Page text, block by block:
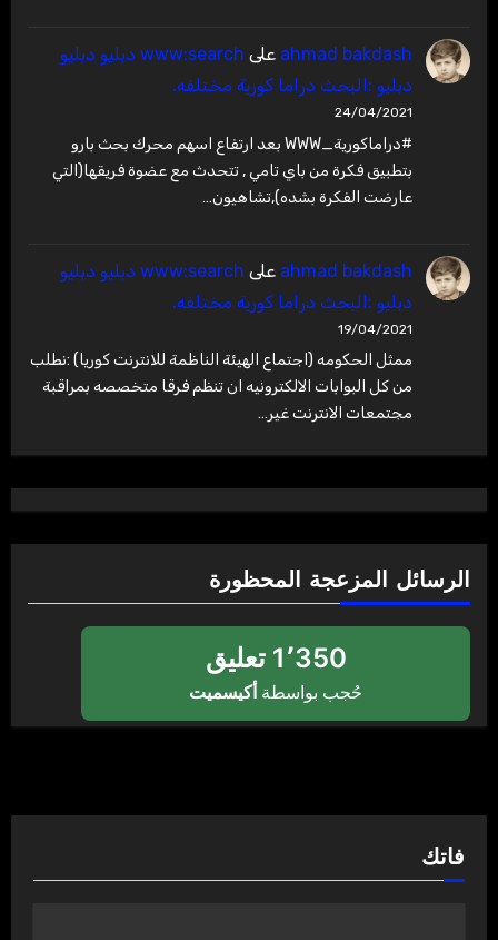
ahmad bakdash على
www:search دبليو دبليو
دبليو :البحث دراما كورية مختلفه.
24/04/2021
#دراماكورية_WWW بعد ارتفاع اسهم محرك بحث بارو
بتطبيق فكرة من باي تامي , تتحدث مع عضوة فريقها(التي
عارضت الفكرة بشده),تشاهيون…
ahmad bakdash على
www:search دبليو دبليو
دبليو :البحث دراما كورية مختلفه.
19/04/2021
ممثل الحكومه (اجتماع الهيئة الناظمة للانترنت كوريا) :نطلب
من كل البوابات الالكترونيه ان تنظم فرقا متخصصه بمراقبة
مجتمعات الانترنت غير…
الرسائل المزعجة المحظورة
1٬350 تعليق
حُجب بواسطةأكيسميت
فاتك